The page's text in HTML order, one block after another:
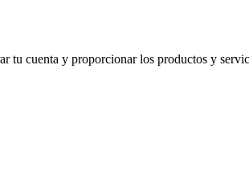
tu cuenta y proporcionar los productos y